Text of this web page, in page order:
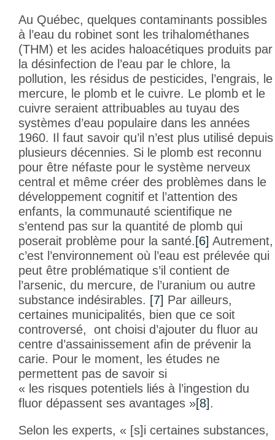
Au Québec, quelques contaminants possibles
à l’eau du robinet sont les trihalométhanes
(THM) et les acides haloacétiques produits par
la désinfection de l’eau par le chlore, la
pollution, les résidus de pesticides, l’engrais, le
mercure, le plomb et le cuivre. Le plomb et le
cuivre seraient attribuables au tuyau des
systèmes d’eau populaire dans les années
1960. Il faut savoir qu’il n’est plus utilisé depuis
plusieurs décennies. Si le plomb est reconnu
pour être néfaste pour le système nerveux
central et même créer des problèmes dans le
développement cognitif et l’attention des
enfants, la communauté scientifique ne
s’entend pas sur la quantité de plomb qui
poserait problème pour la santé.[6] Autrement,
c’est l’environnement où l’eau est prélevée qui
peut être problématique s’il contient de
l’arsenic, du mercure, de l’uranium ou autre
substance indésirables. [7] Par ailleurs,
certaines municipalités, bien que ce soit
controversé, ont choisi d’ajouter du fluor au
centre d’assainissement afin de prévenir la
carie. Pour le moment, les études ne
permettent pas de savoir si
« les risques potentiels liés à l’ingestion du
fluor dépassent ses avantages »[8].
Selon les experts, « [s]i certaines substances,